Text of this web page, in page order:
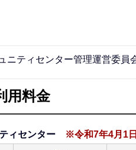
ニティセンター管理運営委員
用料金
ィセンター ※令和7年4月1